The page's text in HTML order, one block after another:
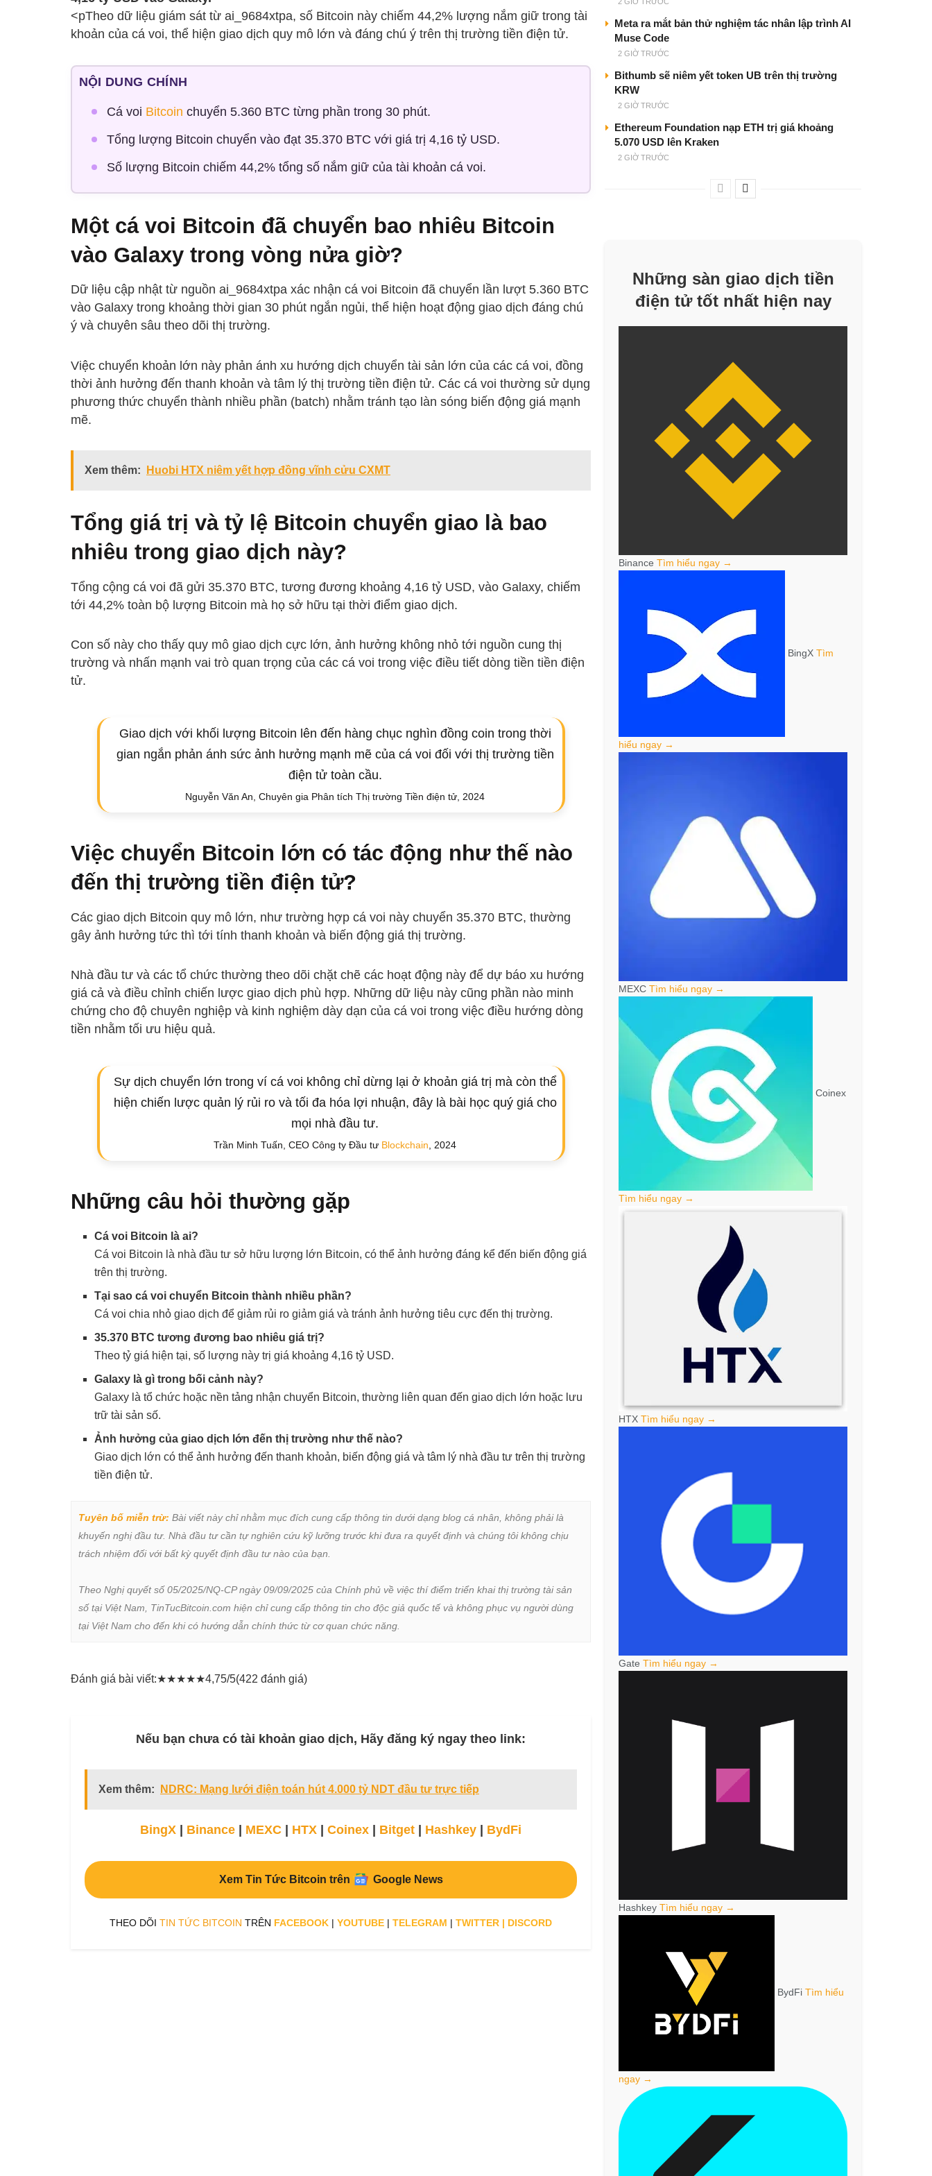
<pTheo dữ liệu giám sát từ ai_9684xtpa, số Bitcoin này chiếm 44,2% lượng nắm giữ trong tài
khoản của cá voi, thể hiện giao dịch quy mô lớn và đáng chú ý trên thị trường tiền điện tử.
NỘI DUNG CHÍNH
Cá voi Bitcoin chuyển 5.360 BTC từng phần trong 30 phút.
Tổng lượng Bitcoin chuyển vào đạt 35.370 BTC với giá trị 4,16 tỷ USD.
Số lượng Bitcoin chiếm 44,2% tổng số nắm giữ của tài khoản cá voi.
Một cá voi Bitcoin đã chuyển bao nhiêu Bitcoin
vào Galaxy trong vòng nửa giờ?
Dữ liệu cập nhật từ nguồn ai_9684xtpa xác nhận cá voi Bitcoin đã chuyển lần lượt 5.360 BTC
vào Galaxy trong khoảng thời gian 30 phút ngắn ngủi, thể hiện hoạt động giao dịch đáng chú
ý và chuyên sâu theo dõi thị trường.
Việc chuyển khoản lớn này phản ánh xu hướng dịch chuyển tài sản lớn của các cá voi, đồng
thời ảnh hưởng đến thanh khoản và tâm lý thị trường tiền điện tử. Các cá voi thường sử dụng
phương thức chuyển thành nhiều phần (batch) nhằm tránh tạo làn sóng biến động giá mạnh
mẽ.
Xem thêm: Huobi HTX niêm yết hợp đồng vĩnh cửu CXMT
Tổng giá trị và tỷ lệ Bitcoin chuyển giao là bao
nhiêu trong giao dịch này?
Tổng cộng cá voi đã gửi 35.370 BTC, tương đương khoảng 4,16 tỷ USD, vào Galaxy, chiếm
tới 44,2% toàn bộ lượng Bitcoin mà họ sở hữu tại thời điểm giao dịch.
Con số này cho thấy quy mô giao dịch cực lớn, ảnh hưởng không nhỏ tới nguồn cung thị
trường và nhấn mạnh vai trò quan trọng của các cá voi trong việc điều tiết dòng tiền tiền điện
tử.
Giao dịch với khối lượng Bitcoin lên đến hàng chục nghìn đồng coin trong thời
gian ngắn phản ánh sức ảnh hưởng mạnh mẽ của cá voi đối với thị trường tiền
điện tử toàn cầu.
Nguyễn Văn An, Chuyên gia Phân tích Thị trường Tiền điện tử, 2024
Việc chuyển Bitcoin lớn có tác động như thế nào
đến thị trường tiền điện tử?
Các giao dịch Bitcoin quy mô lớn, như trường hợp cá voi này chuyển 35.370 BTC, thường
gây ảnh hưởng tức thì tới tính thanh khoản và biến động giá thị trường.
Nhà đầu tư và các tổ chức thường theo dõi chặt chẽ các hoạt động này để dự báo xu hướng
giá cả và điều chỉnh chiến lược giao dịch phù hợp. Những dữ liệu này cũng phần nào minh
chứng cho độ chuyên nghiệp và kinh nghiệm dày dạn của cá voi trong việc điều hướng dòng
tiền nhằm tối ưu hiệu quả.
Sự dịch chuyển lớn trong ví cá voi không chỉ dừng lại ở khoản giá trị mà còn thể
hiện chiến lược quản lý rủi ro và tối đa hóa lợi nhuận, đây là bài học quý giá cho
mọi nhà đầu tư.
Trần Minh Tuấn, CEO Công ty Đầu tư Blockchain, 2024
Những câu hỏi thường gặp
Cá voi Bitcoin là ai?
Cá voi Bitcoin là nhà đầu tư sở hữu lượng lớn Bitcoin, có thể ảnh hưởng đáng kể đến biến động giá
trên thị trường.
Tại sao cá voi chuyển Bitcoin thành nhiều phần?
Cá voi chia nhỏ giao dịch để giảm rủi ro giảm giá và tránh ảnh hưởng tiêu cực đến thị trường.
35.370 BTC tương đương bao nhiêu giá trị?
Theo tỷ giá hiện tại, số lượng này trị giá khoảng 4,16 tỷ USD.
Galaxy là gì trong bối cảnh này?
Galaxy là tổ chức hoặc nền tảng nhận chuyển Bitcoin, thường liên quan đến giao dịch lớn hoặc lưu
trữ tài sản số.
Ảnh hưởng của giao dịch lớn đến thị trường như thế nào?
Giao dịch lớn có thể ảnh hưởng đến thanh khoản, biến động giá và tâm lý nhà đầu tư trên thị trường
tiền điện tử.
Tuyên bố miễn trừ: Bài viết này chỉ nhằm mục đích cung cấp thông tin dưới dạng blog cá nhân, không phải là
khuyến nghị đầu tư. Nhà đầu tư cần tự nghiên cứu kỹ lưỡng trước khi đưa ra quyết định và chúng tôi không chịu
trách nhiệm đối với bất kỳ quyết định đầu tư nào của bạn.
Theo Nghị quyết số 05/2025/NQ-CP ngày 09/09/2025 của Chính phủ về việc thí điểm triển khai thị trường tài sản
số tại Việt Nam, TinTucBitcoin.com hiện chỉ cung cấp thông tin cho độc giả quốc tế và không phục vụ người dùng
tại Việt Nam cho đến khi có hướng dẫn chính thức từ cơ quan chức năng.
Đánh giá bài viết:★★★★★4,75/5(422 đánh giá)
Nếu bạn chưa có tài khoản giao dịch, Hãy đăng ký ngay theo link:
Xem thêm: NDRC: Mạng lưới điện toán hút 4.000 tỷ NDT đầu tư trực tiếp
BingX Binance MEXC HTX Coinex Bitget Hashkey BydFi
Xem Tin Tức Bitcoin trên Google News
THEO DÕI TIN TỨC BITCOIN TRÊN FACEBOOK | YOUTUBE | TELEGRAM | TWITTER | DISCORD
Meta ra mắt bản thử nghiệm tác nhân lập trình AI
Muse Code
2 GIỜ TRƯỚC
Bithumb sẽ niêm yết token UB trên thị trường
KRW
2 GIỜ TRƯỚC
Ethereum Foundation nạp ETH trị giá khoảng
5.070 USD lên Kraken
2 GIỜ TRƯỚC
Những sàn giao dịch tiền
điện tử tốt nhất hiện nay
Binance Tìm hiểu ngay →
BingX Tìm
hiểu ngay →
MEXC Tìm hiểu ngay →
Coinex
Tìm hiểu ngay →
HTX Tìm hiểu ngay →
Gate Tìm hiểu ngay →
Hashkey Tìm hiểu ngay →
BydFi Tìm hiểu
ngay →